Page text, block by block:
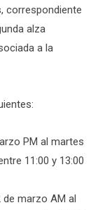
correspondiente
alza
a la
PM al martes
11:00 y 13:00
de marzo AM al